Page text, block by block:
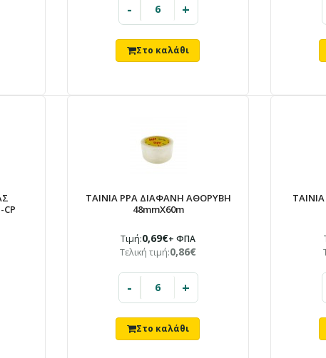
- +
TAINIA PPA ΔΙΑΦΑΝΗ ΑΘΟΡΥΒΗ
48mmX60m
Τιμή:0,69€+ ΦΠΑ
Τελική τιμή:0,86€
- +